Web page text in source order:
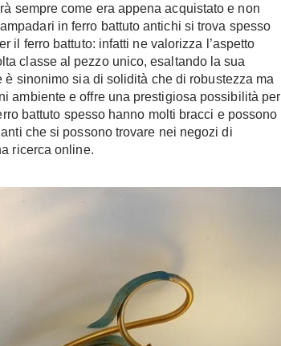
sempre come era appena acquistato e non
in ferro battuto antichi si trova spesso
il ferro battuto: infatti ne valorizza l’aspetto
classe al pezzo unico, esaltando la sua
sinonimo sia di solidità che di robustezza ma
ambiente e offre una prestigiosa possibilità per
battuto spesso hanno molti bracci e possono
che si possono trovare nei negozi di
ricerca online.